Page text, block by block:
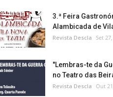
3.ª Feira
Alambicada de
Revista Descla Set
"Lembras-te da
no Teatro das
Revista Descla Out